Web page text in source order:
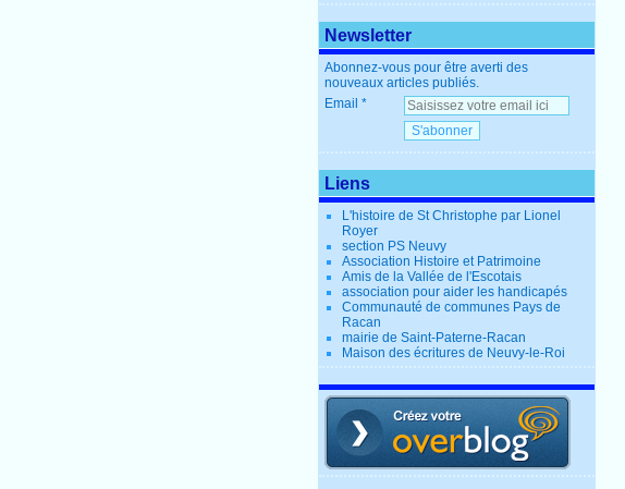
Newsletter
Abonnez-vous pour être averti des
nouveaux articles publiés.
Email
Liens
L'histoire de St Christophe par Lionel
Royer
section PS Neuvy
Association Histoire et Patrimoine
Amis de la Vallée de l'Escotais
association pour aider les handicapés
Communauté de communes Pays de
Racan
mairie de Saint-Paterne-Racan
Maison des écritures de Neuvy-le-Roi